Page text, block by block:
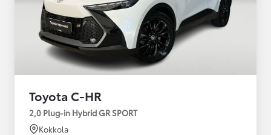
Toyota C-HR
2,0 Plug-in Hybrid GR SPORT
Kokkola